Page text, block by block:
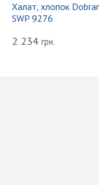
Халат, хлопок
SWP 9276
2 234 грн.